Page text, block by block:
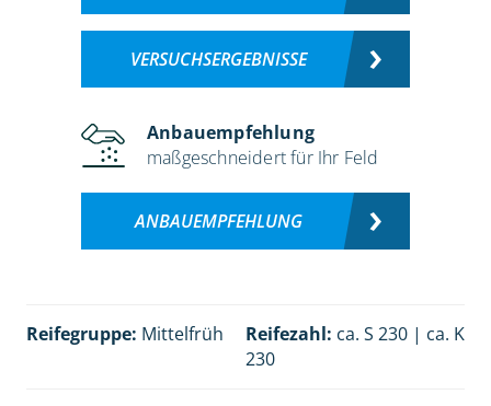
VERSUCHSERGEBNISSE
Anbauempfehlung
maßgeschneidert für Ihr Feld
ANBAUEMPFEHLUNG
Reifegruppe: Mittelfrüh Reifezahl: ca. S 230 | ca. K
230